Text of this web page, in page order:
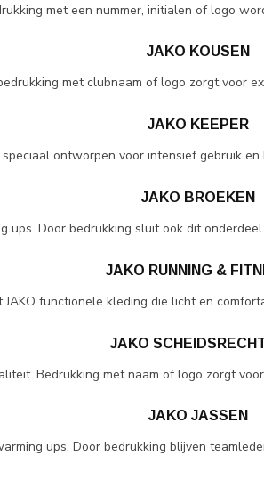
met een nummer, initialen of logo
JAKO KOUSEN
met clubnaam of logo zorgt voor
JAKO KEEPER
ontworpen voor intensief gebruik
JAKO BROEKEN
Door bedrukking sluit ook dit
JAKO RUNNING &
functionele kleding die licht en
JAKO
Bedrukking met naam of logo zorgt
JAKO JASSEN
ups. Door bedrukking blijven